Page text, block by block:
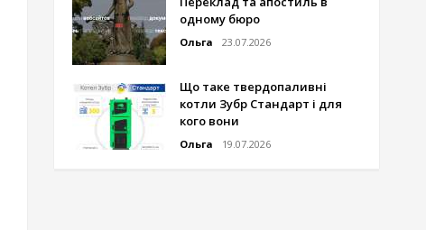
одному бюро
Ольга 23.07.2026
Що таке твердопаливні
котли Зубр Стандарт і для
кого вони
Ольга 19.07.2026